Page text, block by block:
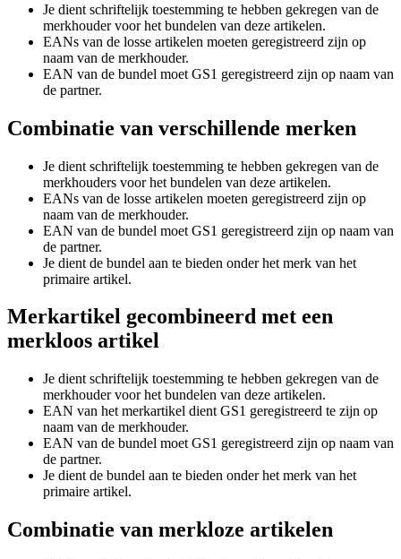
Je dient schriftelijk toestemming te hebben gekregen van de
merkhouder voor het bundelen van deze artikelen.
EANs van de losse artikelen moeten geregistreerd zijn op
naam van de merkhouder.
EAN van de bundel moet GS1 geregistreerd zijn op naam van
de partner.
Combinatie van verschillende merken
Je dient schriftelijk toestemming te hebben gekregen van de
merkhouders voor het bundelen van deze artikelen.
EANs van de losse artikelen moeten geregistreerd zijn op
naam van de merkhouder.
EAN van de bundel moet GS1 geregistreerd zijn op naam van
de partner.
Je dient de bundel aan te bieden onder het merk van het
primaire artikel.
Merkartikel gecombineerd met een
merkloos artikel
Je dient schriftelijk toestemming te hebben gekregen van de
merkhouder voor het bundelen van deze artikelen.
EAN van het merkartikel dient GS1 geregistreerd te zijn op
naam van de merkhouder.
EAN van de bundel moet GS1 geregistreerd zijn op naam van
de partner.
Je dient de bundel aan te bieden onder het merk van het
primaire artikel.
Combinatie van merkloze artikelen